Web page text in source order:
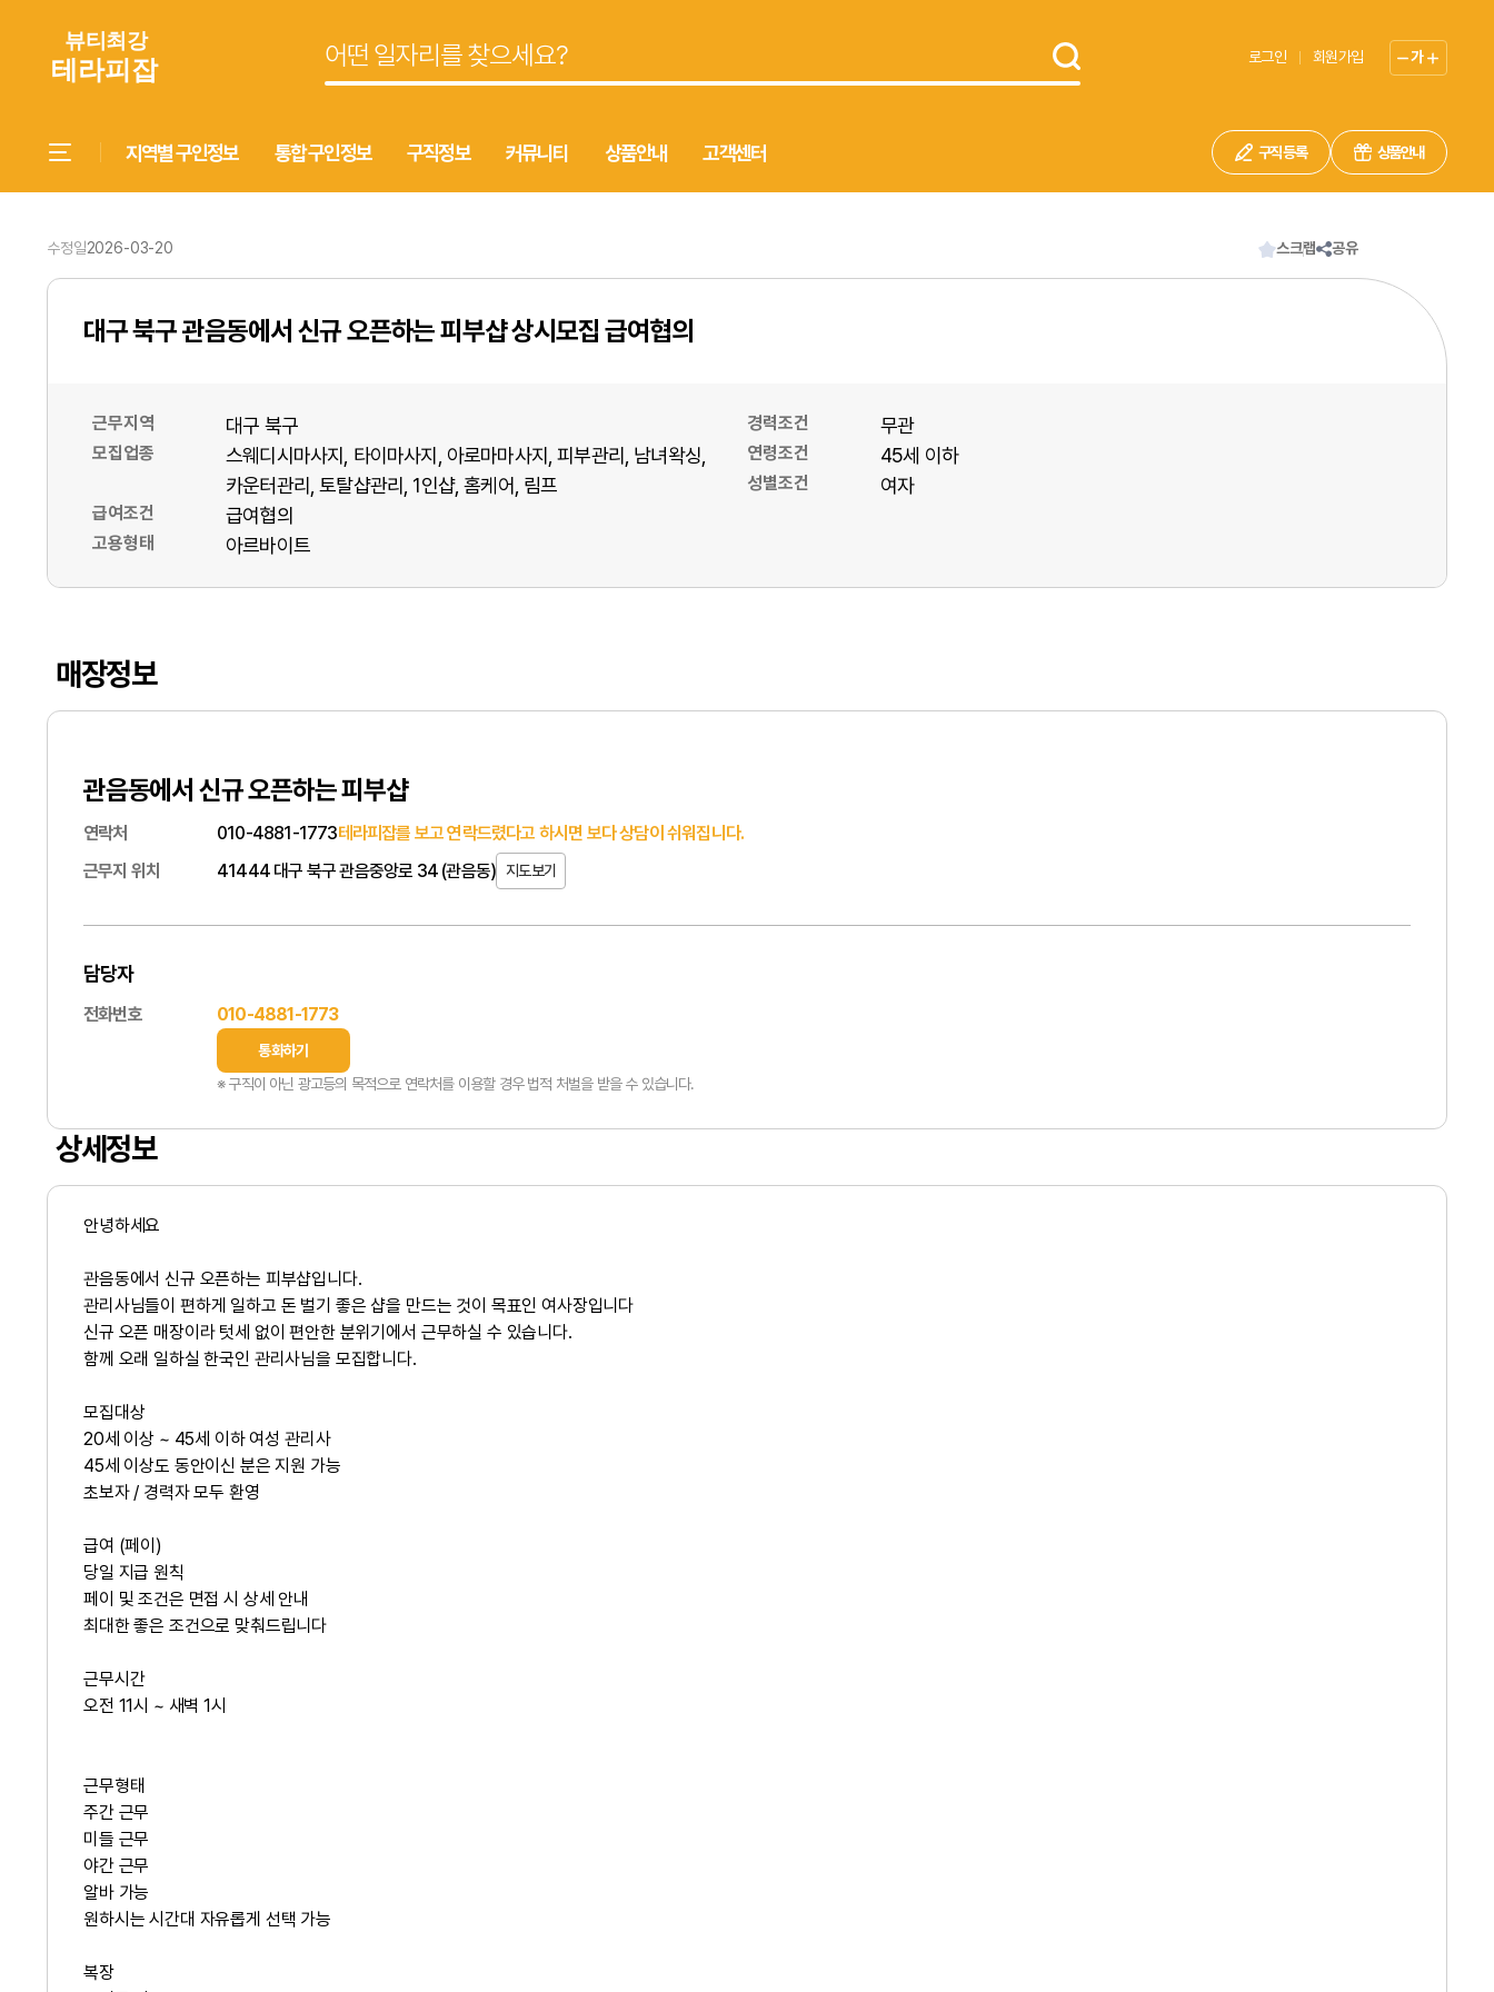
로그인 회원가입 가
지역별 구인정보 통합 구인정보 구직정보 커뮤니티 상품안내 고객센터 구직 등록 상품안내
수정일2026-03-20 스크랩 공유
대구 북구 관음동에서 신규 오픈하는 피부샵 상시모집 급여협의
근무지역 대구 북구
모집업종 스웨디시마사지 타이마사지 아로마마사지 피부관리
남녀왁싱
카운터관리 토탈샵관리 1인샵 홈케어 림프
급여조건 급여협의
고용형태 아르바이트
경력조건 무관
연령조건 45세 이하
성별조건 여자
매장정보
관음동에서 신규 오픈하는 피부샵
연락처 010-4881-1773테라피잡를 보고 연락드렸다고 하시면 보다 상담이 쉬워집니다.
근무지 위치
41444 대구 북구 관음중앙로 34 (관음동) 지도보기
담당자
전화번호 010-4881-1773
통화하기
※ 구직이 아닌 광고등의 목적으로 연락처를 이용할 경우 법적 처벌을 받을 수 있습니다.
상세정보
안녕하세요
관음동에서 신규 오픈하는 피부샵입니다.
관리사님들이 편하게 일하고 돈 벌기 좋은 샵을 만드는 것이 목표인 여사장입니다
신규 오픈 매장이라 텃세 없이 편안한 분위기에서 근무하실 수 있습니다.
함께 오래 일하실한국인 관리사님을 모집합니다.
모집대상
20세 이상 ~ 45세 이하 여성 관리사
45세 이상도 동안이신 분은 지원 가능
초보자 / 경력자 모두 환영
급여 (페이)
당일 지급 원칙
페이 및 조건은 면접 시 상세 안내
최대한좋은 조건으로 맞춰드립니다
근무시간
오전 11시 ~ 새벽 1시
근무형태
주간 근무
미들 근무
야간 근무
알바 가능
원하시는 시간대 자유롭게 선택 가능
복장